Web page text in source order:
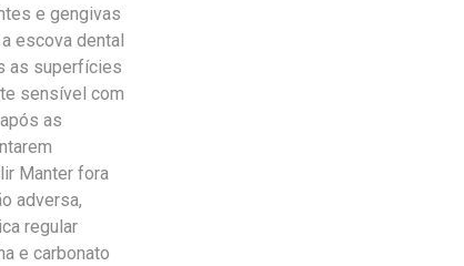
e gengivas
escova dental
as superfícies
sensível com
as
Manter fora
adversa,
regular
e carbonato